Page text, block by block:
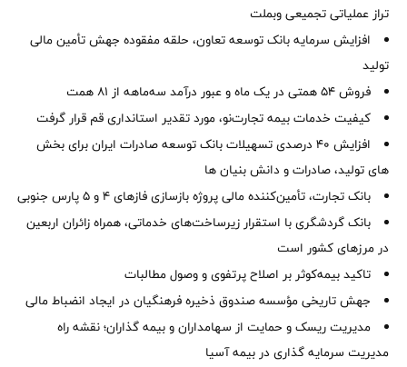
تراز عملیاتی تجمیعی وبملت
افزایش سرمایه بانک توسعه تعاون، حلقه مفقوده جهش تأمین مالی
تولید
فروش 54 همتی در یک ماه و عبور درآمد سه‌ماهه از 81 همت
کیفیت خدمات بیمه تجارت‌نو، مورد تقدیر استانداری قم قرار گرفت
افزایش 40 درصدی تسهیلات بانک توسعه صادرات ایران برای بخش
های تولید، صادرات و دانش بنیان ها
بانک تجارت، تأمین‌کننده مالی پروژه بازسازی فازهای ۴ و ۵ پارس جنوبی
بانک گردشگری با استقرار زیرساخت‌های خدماتی، همراه زائران اربعین
در مرزهای کشور است
تاکید بیمه‌کوثر بر اصلاح پرتفوی و وصول مطالبات ‌
جهش تاریخی مؤسسه صندوق ذخیره فرهنگیان در ایجاد انضباط مالی
مدیریت ریسک و حمایت از سهامداران و بیمه گذاران؛ نقشه راه
مدیریت سرمایه گذاری در بیمه آسیا